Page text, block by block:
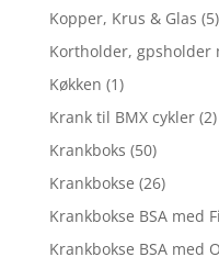
Kopper, Krus & Glas (5)
Kortholder, gpsholder
Køkken (1)
Krank til BMX cykler (2)
Krankboks (50)
Krankbokse (26)
Krankbokse BSA med
Krankbokse BSA med